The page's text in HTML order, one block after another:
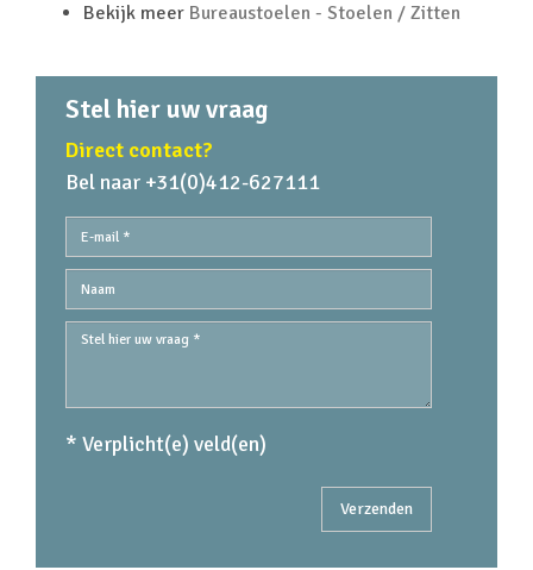
Bekijk meer Bureaustoelen - Stoelen / Zitten
Stel hier uw vraag
Direct contact?
Bel naar +31(0)412-627111
* Verplicht(e) veld(en)